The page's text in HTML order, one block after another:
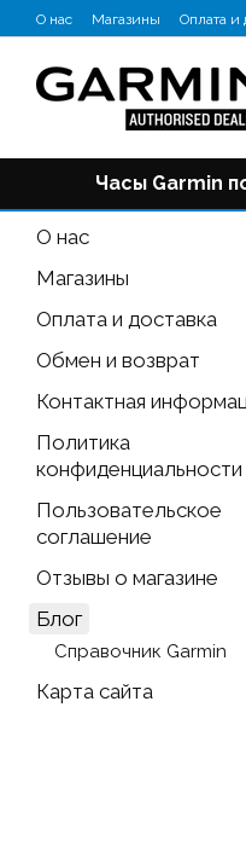
Перейти к основному
О нас Магазины Оплата и
Отзывы о магазине
Блог
Часы Garmin
О нас
Магазины
Оплата и доставка
Обмен и возврат
Контактная
Политика
конфиденциальности
Пользовательское
соглашение
Отзывы о магазине
Блог
Справочник Garmin
Карта сайта